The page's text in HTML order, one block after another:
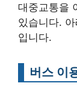
대중교통을
있습니다.
입니다.
버스 이